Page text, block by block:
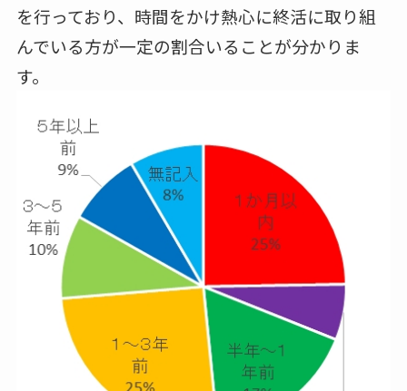
を行っており、時間をかけ熱心に終活に取り組
んでいる方が一定の割合いることが分かりま
す。